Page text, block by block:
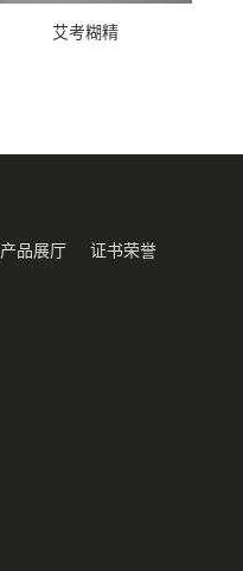
艾考糊精
产品展厅 证书荣誉